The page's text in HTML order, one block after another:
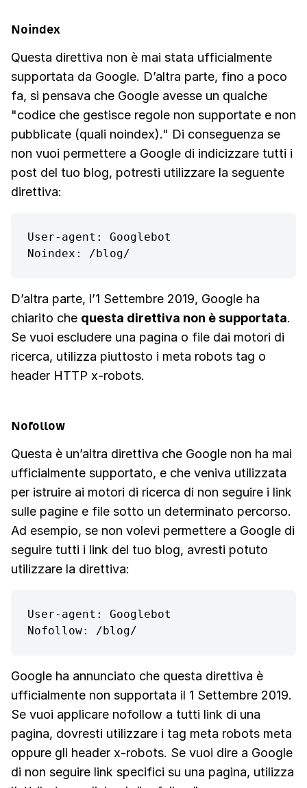
Noindex
Questa direttiva non è mai stata ufficialmente
supportata da Google. D’altra parte, fino a poco
fa, si pensava che Google avesse un qualche
"codice che gestisce regole non supportate e non
pubblicate (quali noindex)." Di conseguenza se
non vuoi permettere a Google di indicizzare tutti i
post del tuo blog, potresti utilizzare la seguente
direttiva:
User-agent: Googlebot
Noindex: /blog/
D’altra parte, l’1 Settembre 2019, Google ha
chiarito che questa direttiva non è supportata.
Se vuoi escludere una pagina o file dai motori di
ricerca, utilizza piuttosto i meta robots tag o
header HTTP x-robots.
Nofollow
Questa è un’altra direttiva che Google non ha mai
ufficialmente supportato, e che veniva utilizzata
per istruire ai motori di ricerca di non seguire i link
sulle pagine e file sotto un determinato percorso.
Ad esempio, se non volevi permettere a Google di
seguire tutti i link del tuo blog, avresti potuto
utilizzare la direttiva:
User-agent: Googlebot
Nofollow: /blog/
Google ha annunciato che questa direttiva è
ufficialmente non supportata il 1 Settembre 2019.
Se vuoi applicare nofollow a tutti link di una
pagina, dovresti utilizzare i tag meta robots meta
oppure gli header x-robots. Se vuoi dire a Google
di non seguire link specifici su una pagina, utilizza